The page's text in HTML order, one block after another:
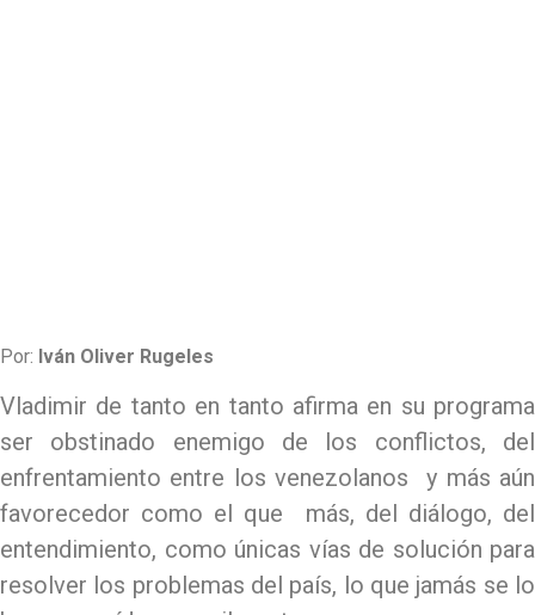
Por: Iván Oliver Rugeles
Vladimir de tanto en tanto afirma en su programa
ser obstinado enemigo de los conflictos, del
enfrentamiento entre los venezolanos y más aún
favorecedor como el que más, del diálogo, del
entendimiento, como únicas vías de solución para
resolver los problemas del país, lo que jamás se lo